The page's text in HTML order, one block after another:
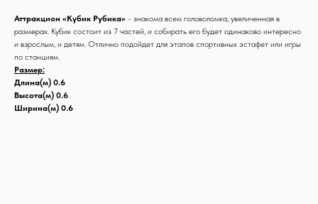
Аттракцион «Кубик Рубика» - знакома всем головоломка, увеличенная в
размерах. Кубик состоит из 7 частей, и собирать его будет одинаково интересно
и взрослым, и детям. Отлично подойдет для этапов спортивных эстафет или игры
по станциям.
Размер:
Длина(м) 0.6
Высота(м) 0.6
Ширина(м) 0.6